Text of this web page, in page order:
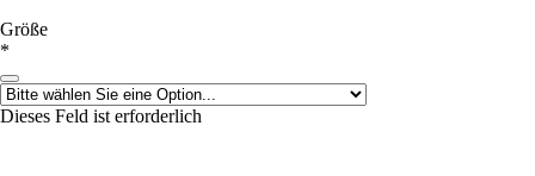
Größe
*
Dieses Feld ist erforderlich